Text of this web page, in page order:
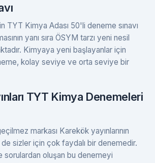
TYT Kimya Adası 50'li deneme sınavı
yanı sıra ÖSYM tarzı yeni nesil
Kimyaya yeni başlayanlar için
kolay seviye ve orta seviye bir
TYT Kimya Denemeleri
markası Karekök yayınlarının
sizler için çok faydalı bir denemedir.
oluşan bu denemeyi